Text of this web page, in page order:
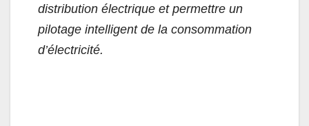
distribution électrique et permettre un
pilotage intelligent de la consommation
d’électricité.